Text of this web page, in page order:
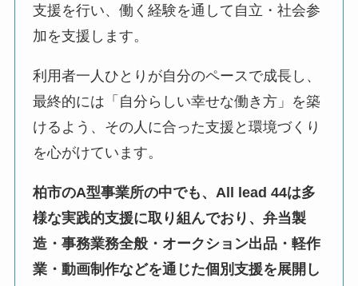
支援を行い、働く経験を通して自立・社会参
加を支援します。
利用者一人ひとりが自分のペースで成長し、
最終的には「自分らしい幸せな働き方」を築
けるよう、その人に合った支援と環境づくり
を心がけています。
柏市のA型事業所の中でも、All lead 44は多
様な実践的支援に取り組んでおり、弁当製
造・事務業務全般・オークション出品・軽作
業・動画制作などを通じた個別支援を展開し